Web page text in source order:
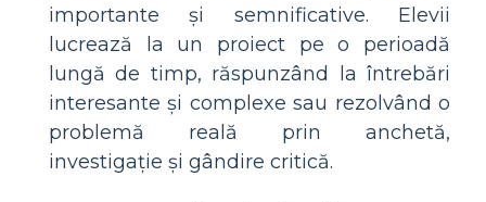
importante și semnificative. Elevii
lucrează la un proiect pe o perioadă
lungă de timp, răspunzând la întrebări
interesante și complexe sau rezolvând o
problemă reală prin anchetă,
investigație și gândire critică.